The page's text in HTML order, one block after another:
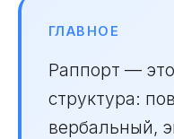
ГЛАВНОЕ
Раппорт —
структура:
вербальный,